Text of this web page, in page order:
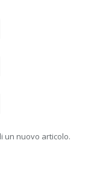
un nuovo articolo.